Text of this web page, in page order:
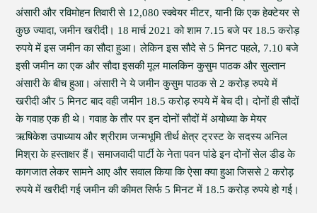
अंसारी और रविमोहन तिवारी से 12,080 स्क्वेयर मीटर, यानी कि एक हेक्टेयर से
कुछ ज्यादा, जमीन खरीदी। 18 मार्च 2021 को शाम 7.15 बजे पर 18.5 करोड़
रुपये में इस जमीन का सौदा हुआ। लेकिन इस सौदे से 5 मिनट पहले, 7.10 बजे
इसी जमीन का एक और सौदा इसकी मूल मालकिन कुसुम पाठक और सुल्तान
अंसारी के बीच हुआ। अंसारी ने ये जमीन कुसुम पाठक से 2 करोड़ रुपये में
खरीदी और 5 मिनट बाद वही जमीन 18.5 करोड़ रुपये में बेच दी। दोनों ही सौदों
के गवाह एक ही थे। गवाह के तौर पर इन दोनों सौदों में अयोध्या के मेयर
ऋषिकेश उपाध्याय और श्रीराम जन्मभूमि तीर्थ क्षेत्र ट्रस्ट के सदस्य अनिल
मिश्रा के हस्ताक्षर हैं। समाजवादी पार्टी के नेता पवन पांडे इन दोनों सेल डीड के
कागजात लेकर सामने आए और सवाल किया कि ऐसा क्या हुआ जिससे 2 करोड़
रुपये में खरीदी गई जमीन की कीमत सिर्फ 5 मिनट में 18.5 करोड़ रुपये हो गई।